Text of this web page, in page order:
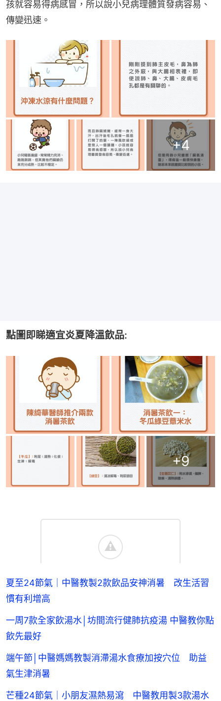
孩就容易得病感冒，所以說小兒病理體質發病容易、
傳變迅速。
+4
點圖即睇適宜炎夏降溫飲品:
+9
夏至24節氣｜中醫教製2款飲品安神消暑 改生活習
慣有利增高
一周7款全家飲湯水│坊間流行健肺抗疫湯 中醫教你點
飲先最好
端午節│中醫媽媽教製消滯湯水食療加按穴位 助益
氣生津消暑
芒種24節氣｜小朋友濕熱易瀉 中醫教用製3款湯水